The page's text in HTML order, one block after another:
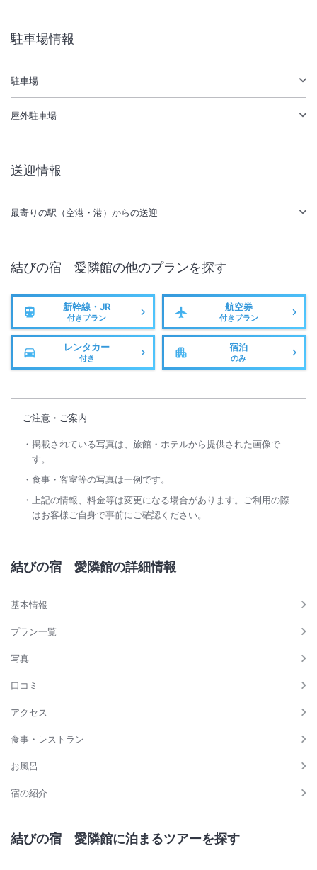
INチェックイン
15:00/ OUT
サステナビリティへの取り組み
・毎日開催のお祭り広場では、２０：３０～２１：００まで、無料で各
約）。
西和賀町沢内～ホテル間の銀河なめとこラインは冬期間通行止めとなり
ます。
冬期間はチェーンやスタッドレスタイヤなどをご用意ください。
行便について、
2026年9月1日(火) お迎え便より「送迎協力金」を導入させていただく
こととなりました。
公式Webフォーム、またはお電話にて承ります。
[お迎え（新花巻駅西口発）]：14:00★,15:10,15:50★,16:10,17:10
[お迎え（花巻駅東口発）]：14:15★,15:25,16:25,17:25
※花巻空港の送迎につきましてはお電話にてお問い合わせください
※重要なお知らせです。必ず続きをご確認ください。
駐車場情報
駐車場
屋外駐車場
送迎情報
最寄りの駅（空港・港）からの送迎
結びの宿 愛隣館の他のプランを探す
新幹線・JR
付きプラン
航空券
付きプラン
レンタカー
付き
宿泊
のみ
ご注意・ご案内
掲載されている写真は、旅館・ホテルから提供された画像で
す。
食事・客室等の写真は一例です。
上記の情報、料金等は変更になる場合があります。ご利用の際
はお客様ご自身で事前にご確認ください。
結びの宿 愛隣館の詳細情報
基本情報
プラン一覧
写真
口コミ
アクセス
食事・レストラン
お風呂
宿の紹介
結びの宿 愛隣館に泊まるツアーを探す